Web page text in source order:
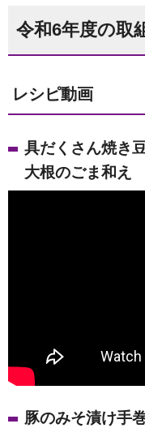
令和6年度の取
レシピ動画
具だくさん焼き
大根のごま和え
豚のみそ漬け手